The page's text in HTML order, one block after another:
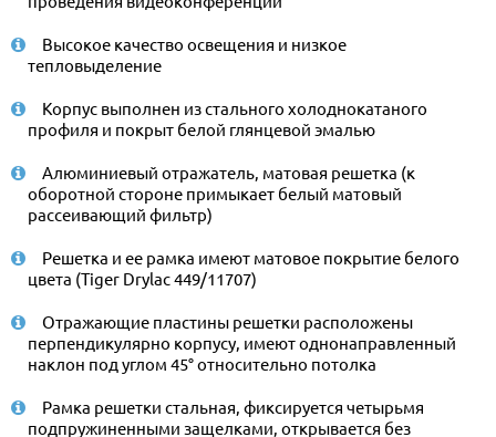
Высокое качество освещения и низкое
тепловыделение
Корпус выполнен из стального холоднокатаного
профиля и покрыт белой глянцевой эмалью
Алюминиевый отражатель, матовая решетка (к
оборотной стороне примыкает белый матовый
рассеивающий фильтр)
Решетка и ее рамка имеют матовое покрытие белого
цвета (Tiger Drylac 449/11707)
Отражающие пластины решетки расположены
перпендикулярно корпусу, имеют однонаправленный
наклон под углом 45° относительно потолка
Рамка решетки стальная, фиксируется четырьмя
подпружиненными защелками, открывается без